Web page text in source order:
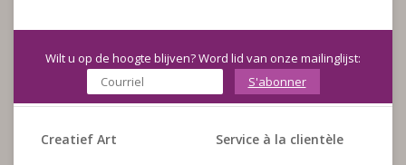
Wilt u op de hoogte blijven? Word lid van onze mailinglijst:
S'abonner
Creatief Art Service à la clientèle